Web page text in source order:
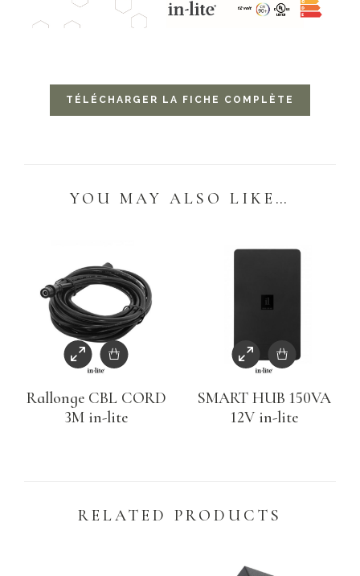
TÉLÉCHARGER LA FICHE COMPLÈTE
YOU MAY ALSO LIKE…
Rallonge CBL CORD
3M in-lite
SMART HUB 150VA
12V in-lite
RELATED PRODUCTS